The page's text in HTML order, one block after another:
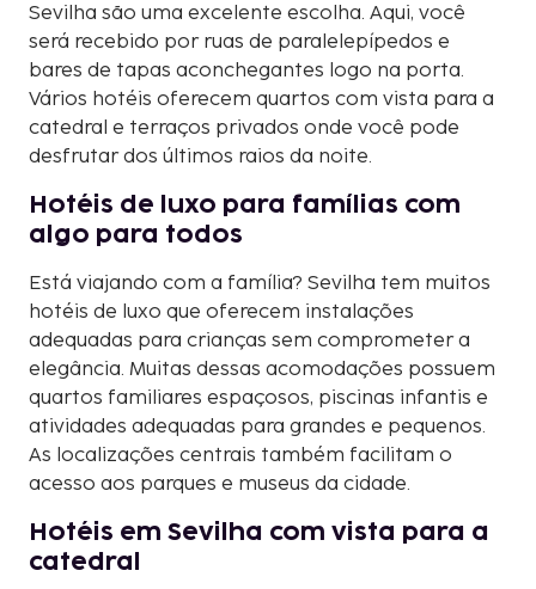
Sevilha são uma excelente escolha. Aqui, você
será recebido por ruas de paralelepípedos e
bares de tapas aconchegantes logo na porta.
Vários hotéis oferecem quartos com vista para a
catedral e terraços privados onde você pode
desfrutar dos últimos raios da noite.
Hotéis de luxo para famílias com
algo para todos
Está viajando com a família? Sevilha tem muitos
hotéis de luxo que oferecem instalações
adequadas para crianças sem comprometer a
elegância. Muitas dessas acomodações possuem
quartos familiares espaçosos, piscinas infantis e
atividades adequadas para grandes e pequenos.
As localizações centrais também facilitam o
acesso aos parques e museus da cidade.
Hotéis em Sevilha com vista para a
catedral